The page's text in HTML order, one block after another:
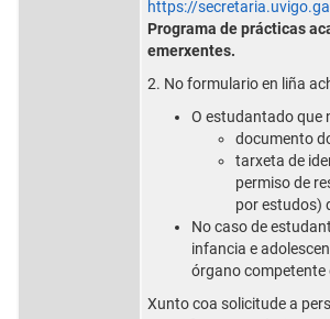
https://
Programa de prácticas
emerxentes.
2. No formulario en liña
O estudantado que
documento
tarxeta de
permiso de
por estudos)
No caso de
infancia e
órgano
Xunto coa solicitude a